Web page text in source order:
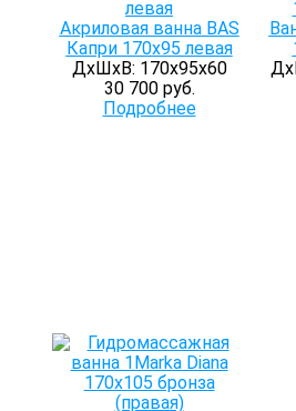
Акриловая ванна BAS
Капри 170x95 левая
ДхШхВ: 170х95х60
30 700 руб.
Подробнее